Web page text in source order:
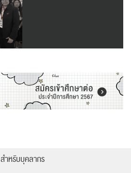
สำหรับบุคลากร